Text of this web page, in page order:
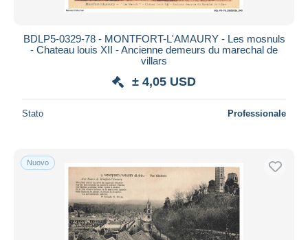
Tutte le durate
Chiude fra
Dalle USD
Metodi di pagamento
PayPal
Bonifico bancario
Visa
BDLP5-0329-78 - MONTFORT-L'AMAURY - Les mosnuls
- Chateau louis XII - Ancienne demeurs du marechal de
villars
± 4,05 USD
Stato Professionale
Nuovo